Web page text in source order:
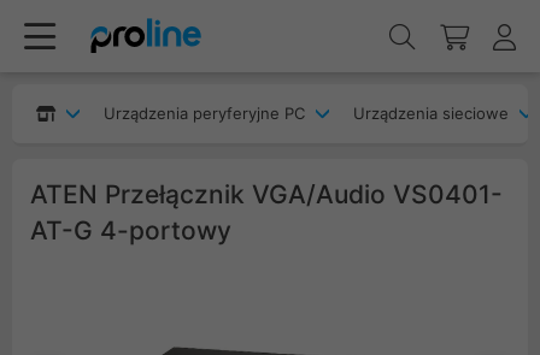
Urządzenia peryferyjne PC Urządzenia sieciowe
ATEN Przełącznik VGA/Audio VS0401-
AT-G 4-portowy